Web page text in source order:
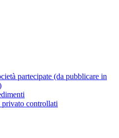
partecipate (da pubblicare in
controllati